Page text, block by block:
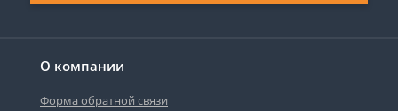
О компании
Форма обратной связи